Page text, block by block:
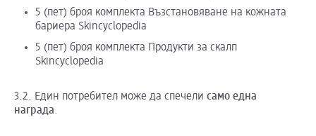
5 (пет) броя комплекта Възстановяване на кожната
бариера Skincyclopedia
5 (пет) броя комплекта Продукти за скалп
Skincyclopedia
3.2. Един потребител може да спечели само една
награда.